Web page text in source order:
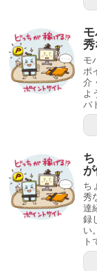
秀
モ
ポ
介
よ
バ
が
ち
秀
達
録
い
ト